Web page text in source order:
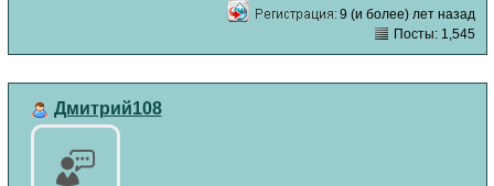
9 (и более) лет назад
Посты: 1,545
Дмитрий108